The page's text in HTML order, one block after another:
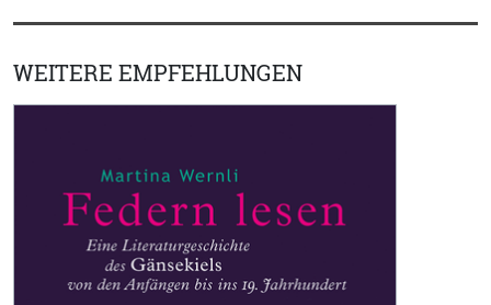
WEITERE EMPFEHLUNGEN